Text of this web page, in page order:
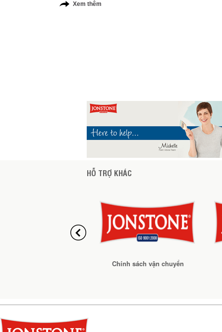
Xem thêm
HỖ TRỢ KHÁC
Chính sách vận chuyển